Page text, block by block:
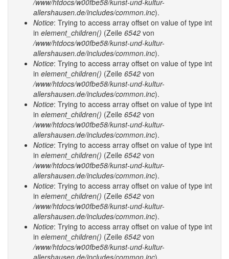
/www/htdocs/w00fbe58/kunst-und-kultur-
allershausen.de/includes/common.inc).
Notice: Trying to access array offset on value of type int
in element_children() (Zeile 6542 von
/www/htdocs/w00fbe58/kunst-und-kultur-
allershausen.de/includes/common.inc).
Notice: Trying to access array offset on value of type int
in element_children() (Zeile 6542 von
/www/htdocs/w00fbe58/kunst-und-kultur-
allershausen.de/includes/common.inc).
Notice: Trying to access array offset on value of type int
in element_children() (Zeile 6542 von
/www/htdocs/w00fbe58/kunst-und-kultur-
allershausen.de/includes/common.inc).
Notice: Trying to access array offset on value of type int
in element_children() (Zeile 6542 von
/www/htdocs/w00fbe58/kunst-und-kultur-
allershausen.de/includes/common.inc).
Notice: Trying to access array offset on value of type int
in element_children() (Zeile 6542 von
/www/htdocs/w00fbe58/kunst-und-kultur-
allershausen.de/includes/common.inc).
Notice: Trying to access array offset on value of type int
in element_children() (Zeile 6542 von
/www/htdocs/w00fbe58/kunst-und-kultur-
allershausen.de/includes/common.inc).